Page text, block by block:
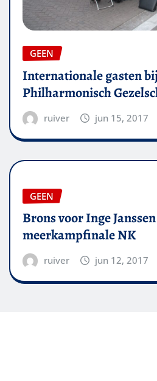
GEEN
Internationale gasten
Philharmonisch
ruiver jun 15, 2017
GEEN
Brons voor Inge
meerkampfinale NK
ruiver jun 12, 2017